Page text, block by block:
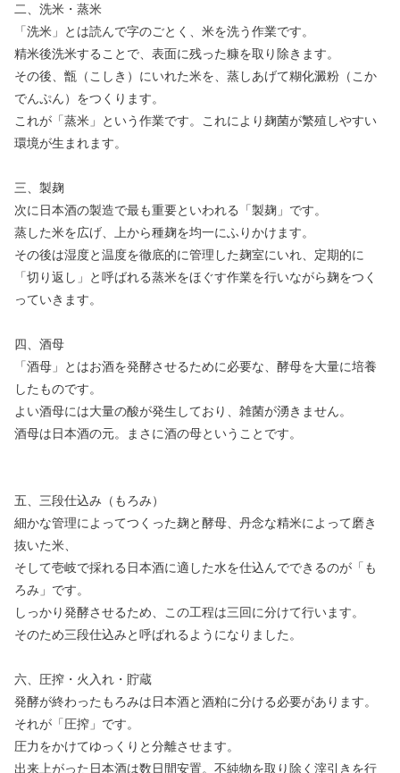
二、洗米・蒸米
「洗米」とは読んで字のごとく、米を洗う作業です。
精米後洗米することで、表面に残った糠を取り除きます。
その後、甑（こしき）にいれた米を、蒸しあげて糊化澱粉（こか
でんぷん）をつくります。
これが「蒸米」という作業です。これにより麹菌が繁殖しやすい
環境が生まれます。
三、製麹
次に日本酒の製造で最も重要といわれる「製麹」です。
蒸した米を広げ、上から種麹を均一にふりかけます。
その後は湿度と温度を徹底的に管理した麹室にいれ、定期的に
「切り返し」と呼ばれる蒸米をほぐす作業を行いながら麹をつく
っていきます。
四、酒母
「酒母」とはお酒を発酵させるために必要な、酵母を大量に培養
したものです。
よい酒母には大量の酸が発生しており、雑菌が湧きません。
酒母は日本酒の元。まさに酒の母ということです。
五、三段仕込み（もろみ）
細かな管理によってつくった麹と酵母、丹念な精米によって磨き
抜いた米、
そして壱岐で採れる日本酒に適した水を仕込んでできるのが「も
ろみ」です。
しっかり発酵させるため、この工程は三回に分けて行います。
そのため三段仕込みと呼ばれるようになりました。
六、圧搾・火入れ・貯蔵
発酵が終わったもろみは日本酒と酒粕に分ける必要があります。
それが「圧搾」です。
圧力をかけてゆっくりと分離させます。
出来上がった日本酒は数日間安置。不純物を取り除く滓引きを行